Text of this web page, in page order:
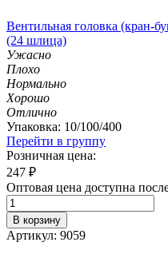
Вентильная головка (кран-
(24 шлица)
Ужасно
Плохо
Нормально
Хорошо
Отлично
Упаковка: 10/100/400
Перейти в группу
Розничная цена:
247 ₽
Оптовая цена доступна
В корзину
Артикул: 9059